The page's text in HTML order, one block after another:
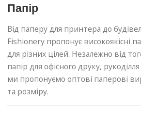
Папір
Від паперу для принтера до
Fishionery пропонує високоякісні
для різних цілей. Незалежно від
папір для офісного друку,
ми пропонуємо оптові паперові
та розміру.